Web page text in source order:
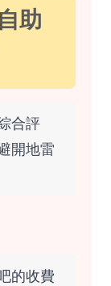
助
合評
開地雷
的收費